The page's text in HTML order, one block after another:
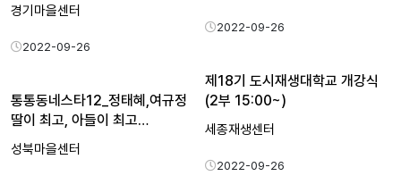
2022-09-26
경기마을센터
2022-09-26
제18기 도시재생대학교 개강식
(2부 15:00~)
세종재생센터
2022-09-26
통통동네스타12_정태혜,여규정
딸이 최고, 아들이 최고…
성북마을센터